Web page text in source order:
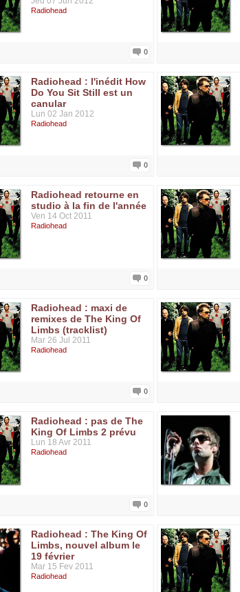
Radiohead
0
Radiohead : l'inédit How
Do You Sit Still est un
canular
Lun 02 Jan 2012
Radiohead
0
Radiohead retourne en
studio à la fin de l'année
Ven 14 Oct 2011
Radiohead
0
Radiohead : maxi de
remixes de The King Of
Limbs (tracklist)
Mar 26 Jul 2011
Radiohead
0
Radiohead : pas de The
King Of Limbs 2 prévu
Lun 18 Avr 2011
Radiohead
0
Radiohead : The King Of
Limbs, nouvel album le
19 février
Mar 15 Fev 2011
Radiohead